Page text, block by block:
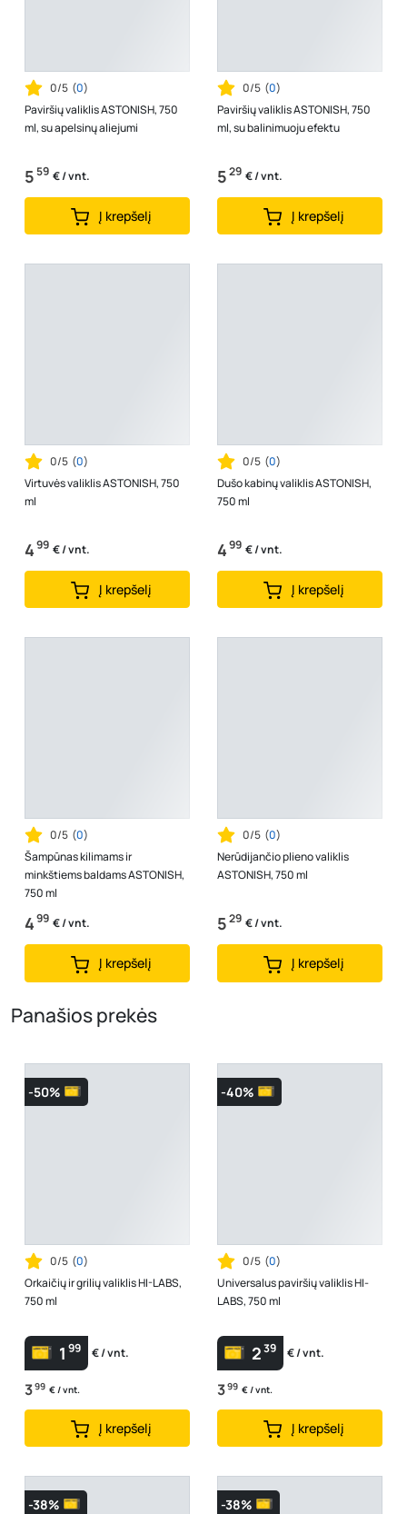
0/5 (0)
Paviršių valiklis ASTONISH, 750
ml, su apelsinų aliejumi
559 € / vnt.
Į krepšelį
0/5 (0)
Paviršių valiklis ASTONISH, 750
ml, su balinimuoju efektu
529 € / vnt.
Į krepšelį
0/5 (0)
Virtuvės valiklis ASTONISH, 750
ml
499 € / vnt.
Į krepšelį
0/5 (0)
Dušo kabinų valiklis ASTONISH,
750 ml
499 € / vnt.
Į krepšelį
0/5 (0)
Šampūnas kilimams ir
minkštiems baldams ASTONISH,
750 ml
499 € / vnt.
Į krepšelį
0/5 (0)
Nerūdijančio plieno valiklis
ASTONISH, 750 ml
529 € / vnt.
Į krepšelį
Panašios prekės
-50%
0/5 (0)
Orkaičių ir grilių valiklis HI-LABS,
750 ml
1 99 € / vnt.
399 € / vnt.
Į krepšelį
-40%
0/5 (0)
Universalus paviršių valiklis HI-
LABS, 750 ml
239 € / vnt.
399 € / vnt.
Į krepšelį
-38% -38%